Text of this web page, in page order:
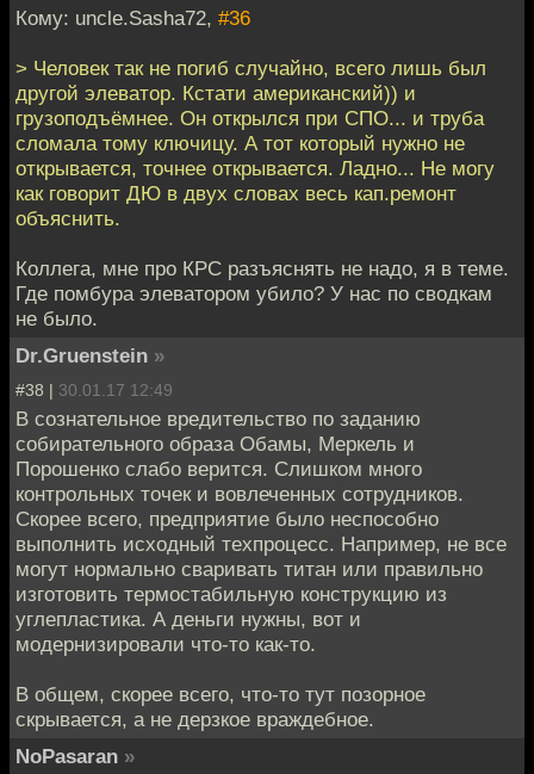
Кому: uncle.Sasha72, #36
> Человек так не погиб случайно, всего лишь был
другой элеватор. Кстати американский)) и
грузоподъёмнее. Он открылся при СПО... и труба
сломала тому ключицу. А тот который нужно не
открывается, точнее открывается. Ладно... Не могу
как говорит ДЮ в двух словах весь кап.ремонт
объяснить.
Коллега, мне про КРС разъяснять не надо, я в теме.
Где помбура элеватором убило? У нас по сводкам
не было.
Dr.Gruenstein »
#38 | 30.01.17 12:49
В сознательное вредительство по заданию
собирательного образа Обамы, Меркель и
Порошенко слабо верится. Слишком много
контрольных точек и вовлеченных сотрудников.
Скорее всего, предприятие было неспособно
выполнить исходный техпроцесс. Например, не все
могут нормально сваривать титан или правильно
изготовить термостабильную конструкцию из
углепластика. А деньги нужны, вот и
модернизировали что-то как-то.
В общем, скорее всего, что-то тут позорное
скрывается, а не дерзкое враждебное.
NoPasaran »